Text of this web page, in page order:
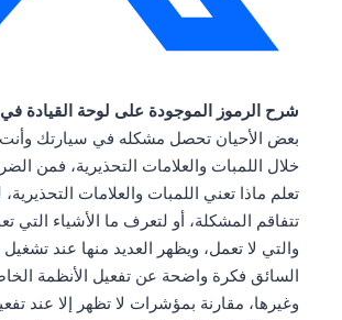
شرح الرموز الموجودة على لوحة القيادة في
بعض الأحيان تحصل مشكله في سيارتك وأنت
خلال اللمبات والعلامات التحذيرية، فمن
تعلم ماذا تعني اللمبات والعلامات
تتفاقم المشكلة، أو لتعرف ما الأشياء التي
والتي لا تعمل، ويظهر العديد منها عند تشغيل
السائق فكرة واضحة عن تفعيل الأنظمة
وغيرها، مقارنة بمؤشرات لا تظهر إلا عند